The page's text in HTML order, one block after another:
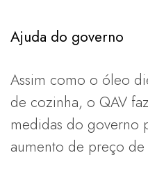
Ajuda do governo
Assim como o óleo
de cozinha, o QAV
medidas do governo
aumento de preço